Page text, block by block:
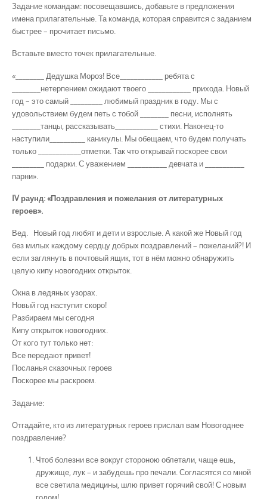
Задание командам: посовещавшись, добавьте в предложения
имена прилагательные. Та команда, которая справится с заданием
быстрее – прочитает письмо.
Вставьте вместо точек прилагательные.
«________ Дедушка Мороз! Все____________ ребята с
________нетерпением ожидают твоего ____________ прихода. Новый
год – это самый _________ любимый праздник в году. Мы с
удовольствием будем петь с тобой ________ песни, исполнять
________танцы, рассказывать____________ стихи. Наконец-то
наступили__________ каникулы. Мы обещаем, что будем получать
только ____________отметки. Так что открывай поскорее свои
_________ подарки. С уважением ___________ девчата и ___________
парни».
IV раунд: «Поздравления и пожелания от литературных
героев».
Вед. Новый год любят и дети и взрослые. А какой же Новый год
без милых каждому сердцу добрых поздравлений – пожеланий?! И
если заглянуть в почтовый ящик, тот в нём можно обнаружить
целую кипу новогодних открыток.
Окна в ледяных узорах.
Новый год наступит скоро!
Разбираем мы сегодня
Кипу открыток новогодних.
От кого тут только нет:
Все передают привет!
Посланья сказочных героев
Поскорее мы раскроем.
Задание:
Отгадайте, кто из литературных героев прислал вам Новогоднее
поздравление?
Чтоб болезни все вокруг стороною облетали, чаще ешь,
дружище, лук – и забудешь про печали. Согласятся со мной
все светила медицины, шлю привет горячий свой! С новым